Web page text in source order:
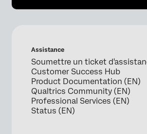
Assistance
Soumettre un ticket
Customer Success Hub
Product Documentation (EN)
Qualtrics Community (EN)
Professional Services (EN)
Status (EN)